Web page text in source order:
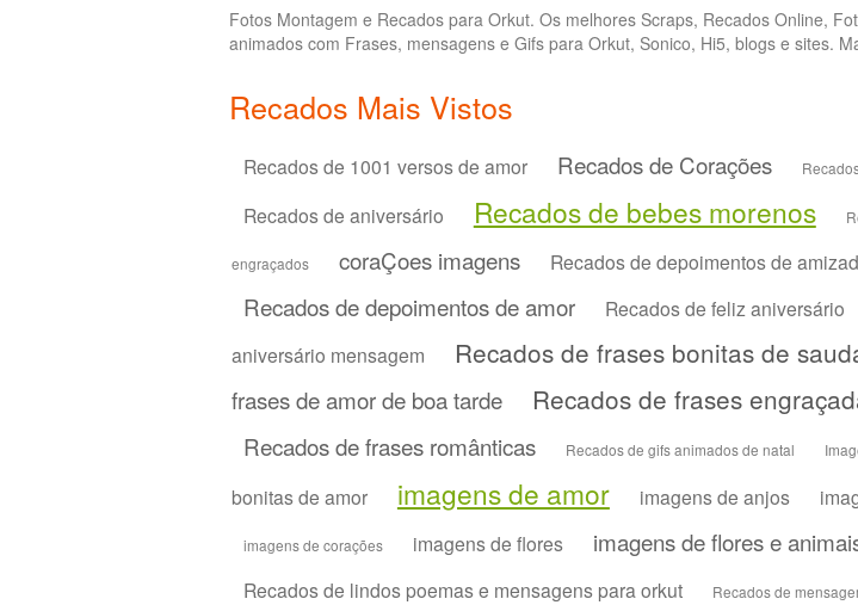
Fotos Montagem e Recados para Orkut. Os melhores Scraps, Recados Online,
animados com Frases, mensagens e Gifs para Orkut, Sonico, Hi5, blogs e sites.
Recados Mais Vistos
Recados de 1001 versos de amor Recados de Corações
Recados de aniversário Recados de bebes morenos
engraçados coraÇoes imagens Recados de depoimentos de
Recados de depoimentos de amor Recados de feliz aniversário
aniversário mensagem
Recados de frases bonitas de
frases de amor de boa tarde
Recados de frases
Recados de frases românticas Recados de gifs animados de natal
bonitas de amor
imagens de amor imagens de anjos
imagens de corações imagens de flores imagens de flores e
Recados de lindos poemas e mensagens para orkut Recados de